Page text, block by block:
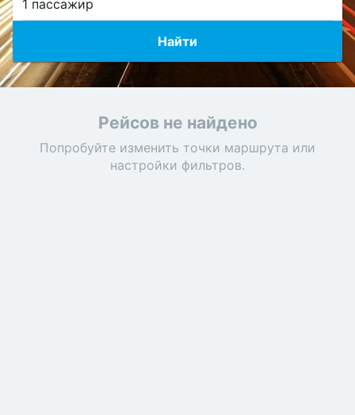
Найти
Рейсов не найдено
Попробуйте изменить точки маршрута или
настройки фильтров.